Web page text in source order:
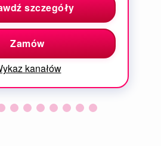
szczegóły
Zamów
kanałów